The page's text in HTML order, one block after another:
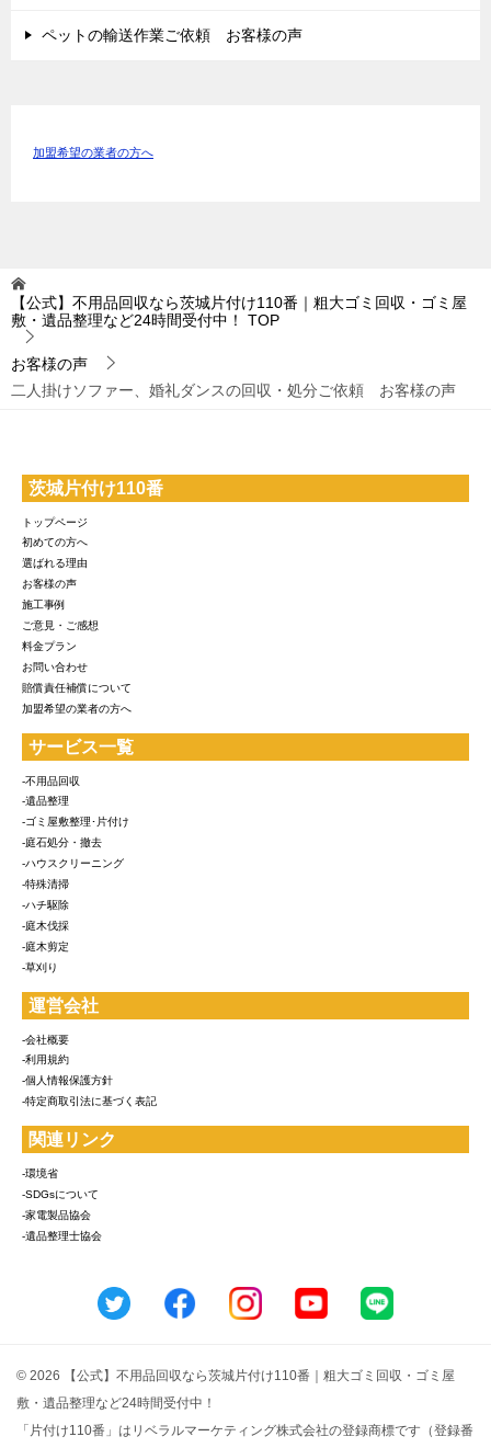
ペットの輸送作業ご依頼 お客様の声
加盟希望の業者の方へ
【公式】不用品回収なら茨城片付け110番｜粗大ゴミ回収・ゴミ屋
敷・遺品整理など24時間受付中！
TOP
お客様の声
二人掛けソファー、婚礼ダンスの回収・処分ご依頼 お客様の声
茨城片付け110番
トップページ
初めての方へ
選ばれる理由
お客様の声
施工事例
ご意見・ご感想
料金プラン
お問い合わせ
賠償責任補償について
加盟希望の業者の方へ
サービス一覧
-不用品回収
-遺品整理
-ゴミ屋敷整理･片付け
-庭石処分・撤去
-ハウスクリーニング
-特殊清掃
-ハチ駆除
-庭木伐採
-庭木剪定
-草刈り
運営会社
-会社概要
-利用規約
-個人情報保護方針
-特定商取引法に基づく表記
関連リンク
-環境省
-SDGsについて
-家電製品協会
-遺品整理士協会
© 2026 【公式】不用品回収なら茨城片付け110番｜粗大ゴミ回収・ゴミ屋
敷・遺品整理など24時間受付中！
「片付け110番」はリベラルマーケティング株式会社の登録商標です（登録番